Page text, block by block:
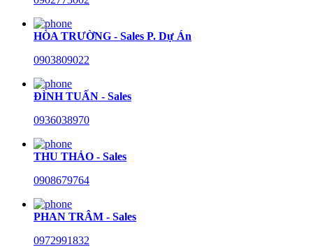
HÒA TRƯỜNG - Sales P. Dự Án
0903809022
ĐÌNH TUẤN - Sales
0936038970
THU THẢO - Sales
0908679764
PHAN TRÂM - Sales
0972991832